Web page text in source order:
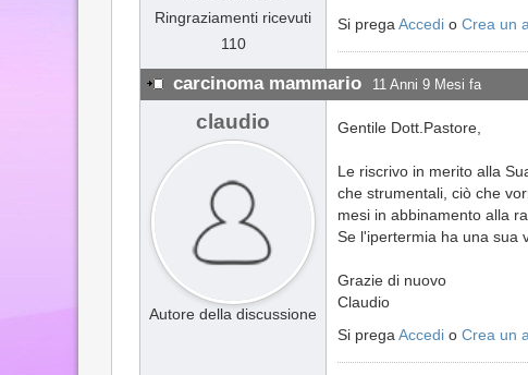
Ringraziamenti ricevuti
110
Si prega Accedi o Crea un
carcinoma mammario 11 Anni 9 Mesi fa
claudio
Autore della discussione
Gentile Dott.Pastore,
Le riscrivo in merito alla
che strumentali, ciò che
mesi in abbinamento alla
Se l'ipertermia ha una sua
Grazie di nuovo
Claudio
Si prega Accedi o Crea un